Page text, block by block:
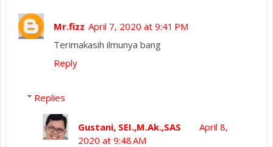
Mr.fizz April 7, 2020 at 9:41 PM
Terimakasih ilmunya bang
Reply
Replies
Gustani, SEI.,M.Ak.,SAS
April 8,
2020 at 9:48 AM